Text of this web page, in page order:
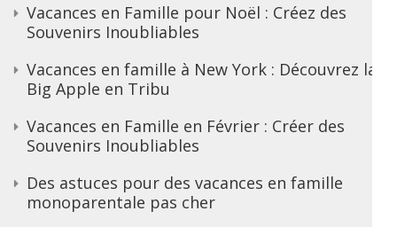
Vacances en Famille pour Noël : Créez des
Souvenirs Inoubliables
Vacances en famille à New York : Découvrez la
Big Apple en Tribu
Vacances en Famille en Février : Créer des
Souvenirs Inoubliables
Des astuces pour des vacances en famille
monoparentale pas cher